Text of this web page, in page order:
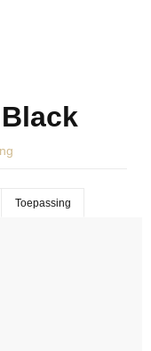
Toepassing